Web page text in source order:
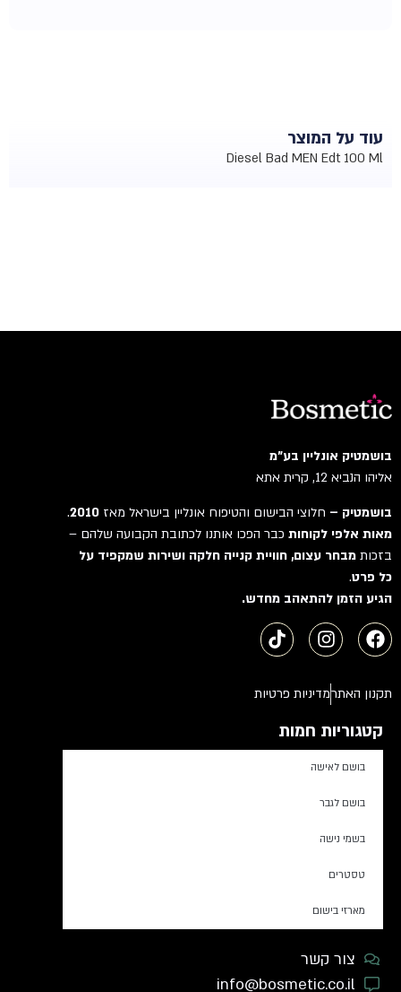
עוד על המוצר
Diesel Bad MEN Edt 100 Ml
בושמטיק אונליין בע"מ
אליהו הנביא 12, קרית אתא
בושמטיק –חלוצי הבישום והטיפוח אונליין בישראל מאז2010
.
מאות אלפי לקוחותכבר הפכו אותנו לכתובת הקבועה שלהם –
בזכותמבחר עצום, חוויית קנייה חלקה ושירות שמקפיד על
כל פרט.
הגיע הזמן להתאהב מחדש.
תקנון האתרמדיניות פרטיות
קטגוריות חמות
בושם לאישה
בושם לגבר
בשמי נישה
טסטרים
מארזי בישום
צור קשר
info@bosmetic.co.il